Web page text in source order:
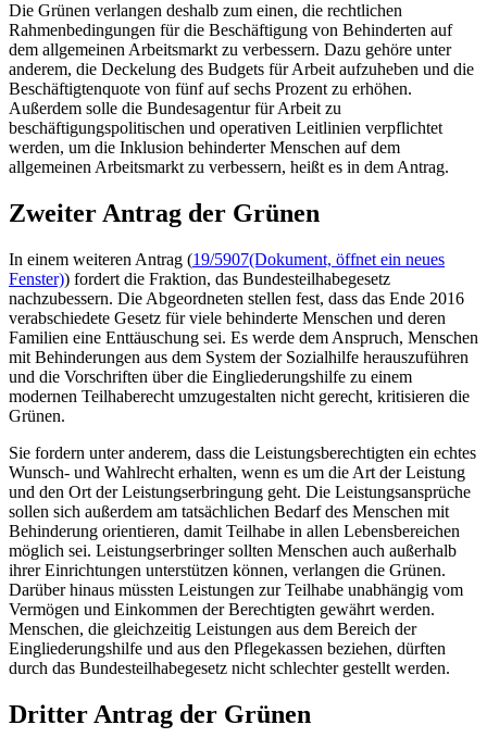
Die Grünen verlangen deshalb zum einen, die rechtlichen
Rahmenbedingungen für die Beschäftigung von Behinderten auf
dem allgemeinen Arbeitsmarkt zu verbessern. Dazu gehöre unter
anderem, die Deckelung des Budgets für Arbeit aufzuheben und die
Beschäftigtenquote von fünf auf sechs Prozent zu erhöhen.
Außerdem solle die Bundesagentur für Arbeit zu
beschäftigungspolitischen und operativen Leitlinien verpflichtet
werden, um die Inklusion behinderter Menschen auf dem
allgemeinen Arbeitsmarkt zu verbessern, heißt es in dem Antrag.
Zweiter Antrag der Grünen
In einem weiteren Antrag (19/5907(Dokument, öffnet ein neues
Fenster)) fordert die Fraktion, das Bundesteilhabegesetz
nachzubessern. Die Abgeordneten stellen fest, dass das Ende 2016
verabschiedete Gesetz für viele behinderte Menschen und deren
Familien eine Enttäuschung sei. Es werde dem Anspruch, Menschen
mit Behinderungen aus dem System der Sozialhilfe herauszuführen
und die Vorschriften über die Eingliederungshilfe zu einem
modernen Teilhaberecht umzugestalten nicht gerecht, kritisieren die
Grünen.
Sie fordern unter anderem, dass die Leistungsberechtigten ein echtes
Wunsch- und Wahlrecht erhalten, wenn es um die Art der Leistung
und den Ort der Leistungserbringung geht. Die Leistungsansprüche
sollen sich außerdem am tatsächlichen Bedarf des Menschen mit
Behinderung orientieren, damit Teilhabe in allen Lebensbereichen
möglich sei. Leistungserbringer sollten Menschen auch außerhalb
ihrer Einrichtungen unterstützen können, verlangen die Grünen.
Darüber hinaus müssten Leistungen zur Teilhabe unabhängig vom
Vermögen und Einkommen der Berechtigten gewährt werden.
Menschen, die gleichzeitig Leistungen aus dem Bereich der
Eingliederungshilfe und aus den Pflegekassen beziehen, dürften
durch das Bundesteilhabegesetz nicht schlechter gestellt werden.
Dritter Antrag der Grünen